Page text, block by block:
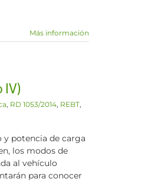
Más información
IV)
, RD 1053/2014, REBT,
y potencia de carga
los modos de
al vehículo
para conocer